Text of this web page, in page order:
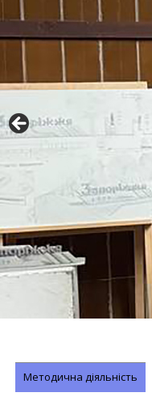
Методична діяльність